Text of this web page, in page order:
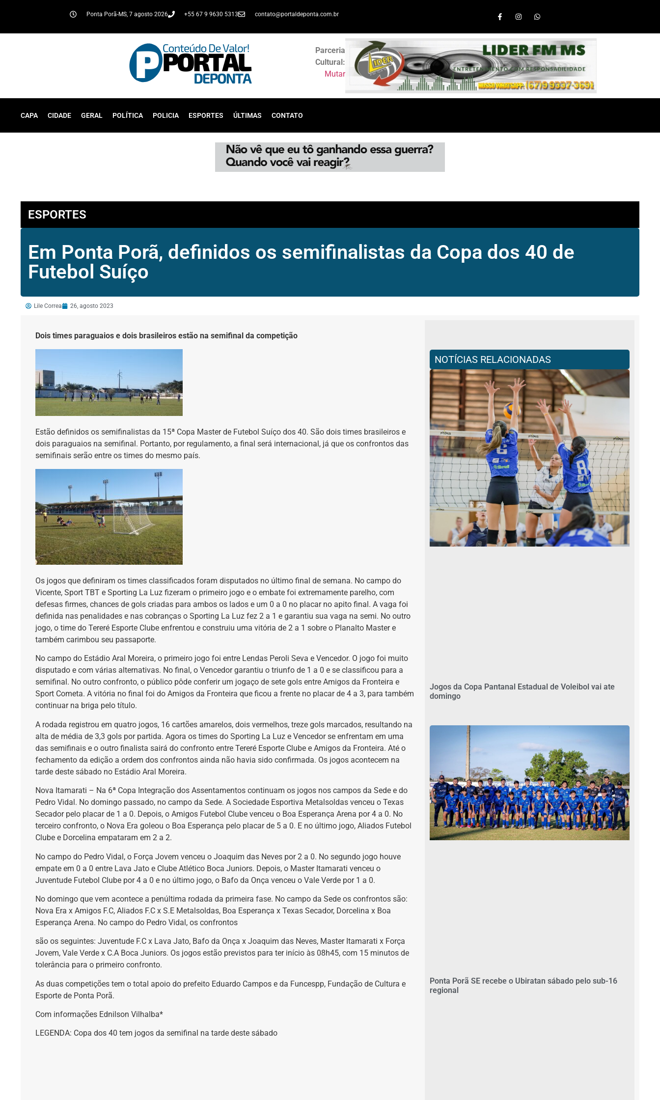
Ponta Porã-MS, 7 agosto 2026 +55 67 9 9630 5313 contato@portaldeponta.com.br
Parceria
Cultural:
Mutar
CAPA CIDADE GERAL POLÍTICA POLICIA ESPORTES ÚLTIMAS CONTATO
ESPORTES
Em Ponta Porã, definidos os semifinalistas da Copa dos 40 de
Futebol Suíço
Lile Correa 26, agosto 2023
Dois times paraguaios e dois brasileiros estão na semifinal da competição
Estão definidos os semifinalistas da 15ª Copa Master de Futebol Suíço dos 40. São dois times brasileiros e
dois paraguaios na semifinal. Portanto, por regulamento, a final será internacional, já que os confrontos das
semifinais serão entre os times do mesmo país.
Os jogos que definiram os times classificados foram disputados no último final de semana. No campo do
Vicente, Sport TBT e Sporting La Luz fizeram o primeiro jogo e o embate foi extremamente parelho, com
defesas firmes, chances de gols criadas para ambos os lados e um 0 a 0 no placar no apito final. A vaga foi
definida nas penalidades e nas cobranças o Sporting La Luz fez 2 a 1 e garantiu sua vaga na semi. No outro
jogo, o time do Tereré Esporte Clube enfrentou e construiu uma vitória de 2 a 1 sobre o Planalto Master e
também carimbou seu passaporte.
No campo do Estádio Aral Moreira, o primeiro jogo foi entre Lendas Peroli Seva e Vencedor. O jogo foi muito
disputado e com várias alternativas. No final, o Vencedor garantiu o triunfo de 1 a 0 e se classificou para a
semifinal. No outro confronto, o público pôde conferir um jogaço de sete gols entre Amigos da Fronteira e
Sport Cometa. A vitória no final foi do Amigos da Fronteira que ficou a frente no placar de 4 a 3, para também
continuar na briga pelo título.
A rodada registrou em quatro jogos, 16 cartões amarelos, dois vermelhos, treze gols marcados, resultando na
alta de média de 3,3 gols por partida. Agora os times do Sporting La Luz e Vencedor se enfrentam em uma
das semifinais e o outro finalista sairá do confronto entre Tereré Esporte Clube e Amigos da Fronteira. Até o
fechamento da edição a ordem dos confrontos ainda não havia sido confirmada. Os jogos acontecem na
tarde deste sábado no Estádio Aral Moreira.
Nova Itamarati – Na 6ª Copa Integração dos Assentamentos continuam os jogos nos campos da Sede e do
Pedro Vidal. No domingo passado, no campo da Sede. A Sociedade Esportiva Metalsoldas venceu o Texas
Secador pelo placar de 1 a 0. Depois, o Amigos Futebol Clube venceu o Boa Esperança Arena por 4 a 0. No
terceiro confronto, o Nova Era goleou o Boa Esperança pelo placar de 5 a 0. E no último jogo, Aliados Futebol
Clube e Dorcelina empataram em 2 a 2.
No campo do Pedro Vidal, o Força Jovem venceu o Joaquim das Neves por 2 a 0. No segundo jogo houve
empate em 0 a 0 entre Lava Jato e Clube Atlético Boca Juniors. Depois, o Master Itamarati venceu o
Juventude Futebol Clube por 4 a 0 e no último jogo, o Bafo da Onça venceu o Vale Verde por 1 a 0.
No domingo que vem acontece a penúltima rodada da primeira fase. No campo da Sede os confrontos são:
Nova Era x Amigos F.C, Aliados F.C x S.E Metalsoldas, Boa Esperança x Texas Secador, Dorcelina x Boa
Esperança Arena. No campo do Pedro Vidal, os confrontos
são os seguintes: Juventude F.C x Lava Jato, Bafo da Onça x Joaquim das Neves, Master Itamarati x Força
Jovem, Vale Verde x C.A Boca Juniors. Os jogos estão previstos para ter início às 08h45, com 15 minutos de
tolerância para o primeiro confronto.
As duas competições tem o total apoio do prefeito Eduardo Campos e da Funcespp, Fundação de Cultura e
Esporte de Ponta Porã.
Com informações Ednilson Vilhalba*
LEGENDA: Copa dos 40 tem jogos da semifinal na tarde deste sábado
NOTÍCIAS RELACIONADAS
Jogos da Copa Pantanal Estadual de Voleibol vai ate
domingo
Ponta Porã SE recebe o Ubiratan sábado pelo sub-16
regional